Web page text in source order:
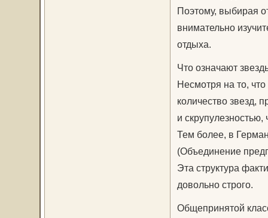
Поэтому, выбирая
внимательно
отдыха.
Что означают
Несмотря на то,
количество звезд,
и
Тем более, в
(Объединение
Эта структура
довольно строго.
Общепринятой